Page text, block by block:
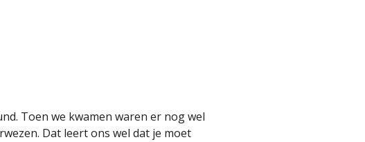
Toen we kwamen waren er nog wel
Dat leert ons wel dat je moet